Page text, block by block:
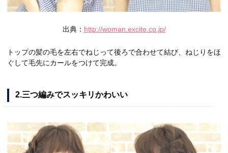
出典： http://woman.excite.co.jp/
トップの髪の毛を左右でねじって後ろで合わせて結び、ねじりをほ
ぐして毛先にカールをつけて完成。
2.三つ編みでスッキリかわいい